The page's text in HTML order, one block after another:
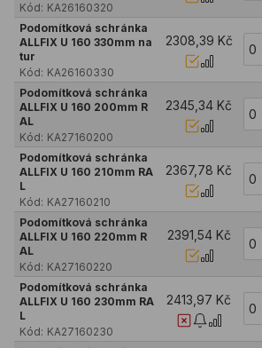
Kód: KA26160320
Podomítková schránka
ALLFIX U 160 330mm na
tur
Kód: KA26160330
2308,39 Kč
Podomítková schránka
ALLFIX U 160 200mm R
AL
Kód: KA27160200
2345,34 Kč
Podomítková schránka
ALLFIX U 160 210mm RA
L
Kód: KA27160210
2367,78 Kč
Podomítková schránka
ALLFIX U 160 220mm R
AL
Kód: KA27160220
2391,54 Kč
Podomítková schránka
ALLFIX U 160 230mm RA
L
Kód: KA27160230
2413,97 Kč